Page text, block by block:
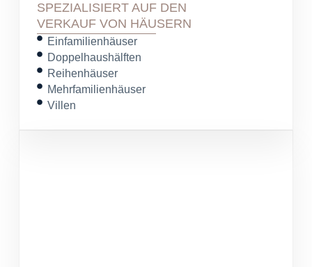
SPEZIALISIERT AUF DEN
VERKAUF VON HÄUSERN
Einfamilienhäuser
Doppelhaushälften
Reihenhäuser
Mehrfamilienhäuser
Villen